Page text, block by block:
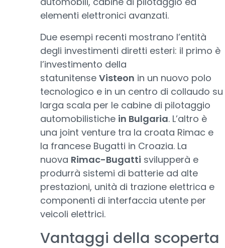
elementi elettronici avanzati.
Due esempi recenti mostrano l’entità
degli investimenti diretti esteri: il primo è
l’investimento della
statunitense Visteon in un nuovo polo
tecnologico e in un centro di collaudo su
larga scala per le cabine di pilotaggio
automobilistiche in Bulgaria. L’altro è
una joint venture tra la croata Rimac e
la francese Bugatti in Croazia. La
nuova Rimac-Bugatti svilupperà e
produrrà sistemi di batterie ad alte
prestazioni, unità di trazione elettrica e
componenti di interfaccia utente per
veicoli elettrici.
Vantaggi della scoperta